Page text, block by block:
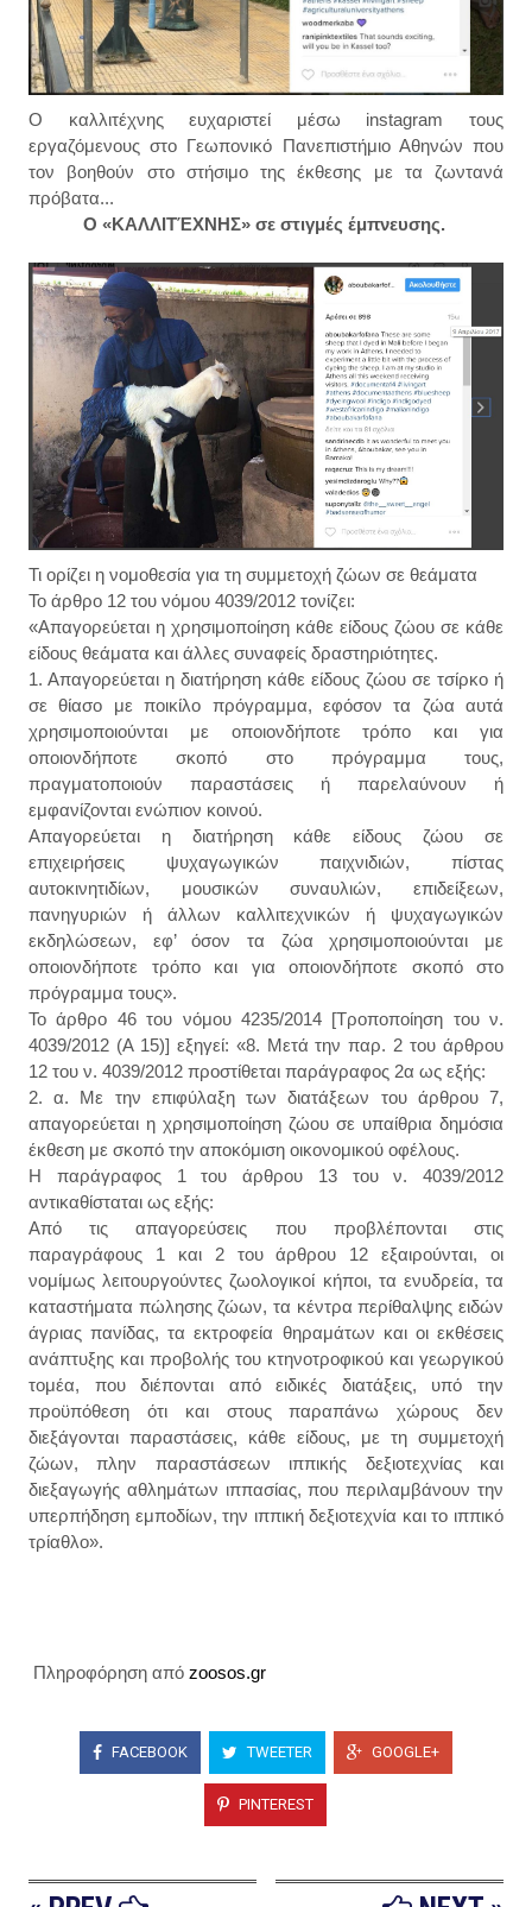
Ο καλλιτέχνης ευχαριστεί μέσω instagram τους
εργαζόμενους στο Γεωπονικό Πανεπιστήμιο Αθηνών που
τον βοηθούν στο στήσιμο της έκθεσης με τα ζωντανά
πρόβατα...
Ο «ΚΑΛΛΙΤΈΧΝΗΣ» σε στιγμές έμπνευσης.
Τι ορίζει η νομοθεσία για τη συμμετοχή ζώων σε θεάματα
Το άρθρο 12 του νόμου 4039/2012 τονίζει:
«Απαγορεύεται η χρησιμοποίηση κάθε είδους ζώου σε κάθε
είδους θεάματα και άλλες συναφείς δραστηριότητες.
1. Απαγορεύεται η διατήρηση κάθε είδους ζώου σε τσίρκο ή
σε θίασο με ποικίλο πρόγραμμα, εφόσον τα ζώα αυτά
χρησιμοποιούνται με οποιονδήποτε τρόπο και για
οποιονδήποτε σκοπό στο πρόγραμμα τους,
πραγματοποιούν παραστάσεις ή παρελαύνουν ή
εμφανίζονται ενώπιον κοινού.
Απαγορεύεται η διατήρηση κάθε είδους ζώου σε
επιχειρήσεις ψυχαγωγικών παιχνιδιών, πίστας
αυτοκινητιδίων, μουσικών συναυλιών, επιδείξεων,
πανηγυριών ή άλλων καλλιτεχνικών ή ψυχαγωγικών
εκδηλώσεων, εφ’ όσον τα ζώα χρησιμοποιούνται με
οποιονδήποτε τρόπο και για οποιονδήποτε σκοπό στο
πρόγραμμα τους».
Το άρθρο 46 του νόμου 4235/2014 [Τροποποίηση του ν.
4039/2012 (Α 15)] εξηγεί: «8. Μετά την παρ. 2 του άρθρου
12 του ν. 4039/2012 προστίθεται παράγραφος 2α ως εξής:
2. α. Με την επιφύλαξη των διατάξεων του άρθρου 7,
απαγορεύεται η χρησιμοποίηση ζώου σε υπαίθρια δημόσια
έκθεση με σκοπό την αποκόμιση οικονομικού οφέλους.
Η παράγραφος 1 του άρθρου 13 του ν. 4039/2012
αντικαθίσταται ως εξής:
Από τις απαγορεύσεις που προβλέπονται στις
παραγράφους 1 και 2 του άρθρου 12 εξαιρούνται, οι
νομίμως λειτουργούντες ζωολογικοί κήποι, τα ενυδρεία, τα
καταστήματα πώλησης ζώων, τα κέντρα περίθαλψης ειδών
άγριας πανίδας, τα εκτροφεία θηραμάτων και οι εκθέσεις
ανάπτυξης και προβολής του κτηνοτροφικού και γεωργικού
τομέα, που διέπονται από ειδικές διατάξεις, υπό την
προϋπόθεση ότι και στους παραπάνω χώρους δεν
διεξάγονται παραστάσεις, κάθε είδους, με τη συμμετοχή
ζώων, πλην παραστάσεων ιππικής δεξιοτεχνίας και
διεξαγωγής αθλημάτων ιππασίας, που περιλαμβάνουν την
υπερπήδηση εμποδίων, την ιππική δεξιοτεχνία και το ιππικό
τρίαθλο».
Πληροφόρηση από zoosos.gr
FACEBOOK TWEETER GOOGLE+
PINTEREST